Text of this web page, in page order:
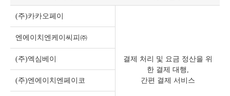
(주)카카오페이
결제 처리 및 요금 정산을 위
한 결제 대행,
간편 결제 서비스
엔에이치엔케이씨피㈜
(주)엑심베이
(주)엔에이치엔페이코